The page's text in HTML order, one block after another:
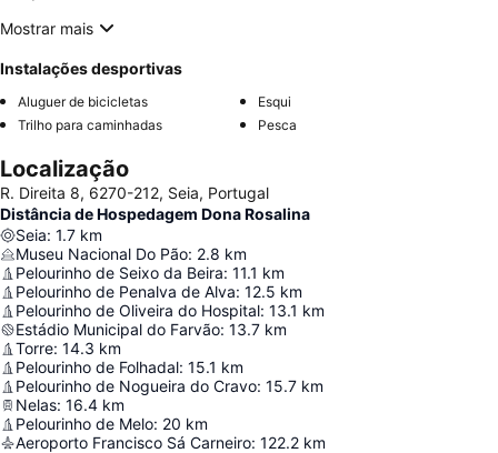
Mostrar mais
Instalações desportivas
Aluguer de bicicletas
Esqui
Trilho para caminhadas
Pesca
Localização
R. Direita 8, 6270-212, Seia, Portugal
Distância de Hospedagem Dona Rosalina
Seia: 1.7 km
Museu Nacional Do Pão: 2.8 km
Pelourinho de Seixo da Beira: 11.1 km
Pelourinho de Penalva de Alva: 12.5 km
Pelourinho de Oliveira do Hospital: 13.1 km
Estádio Municipal do Farvão: 13.7 km
Torre: 14.3 km
Pelourinho de Folhadal: 15.1 km
Pelourinho de Nogueira do Cravo: 15.7 km
Nelas: 16.4 km
Pelourinho de Melo: 20 km
Aeroporto Francisco Sá Carneiro: 122.2 km